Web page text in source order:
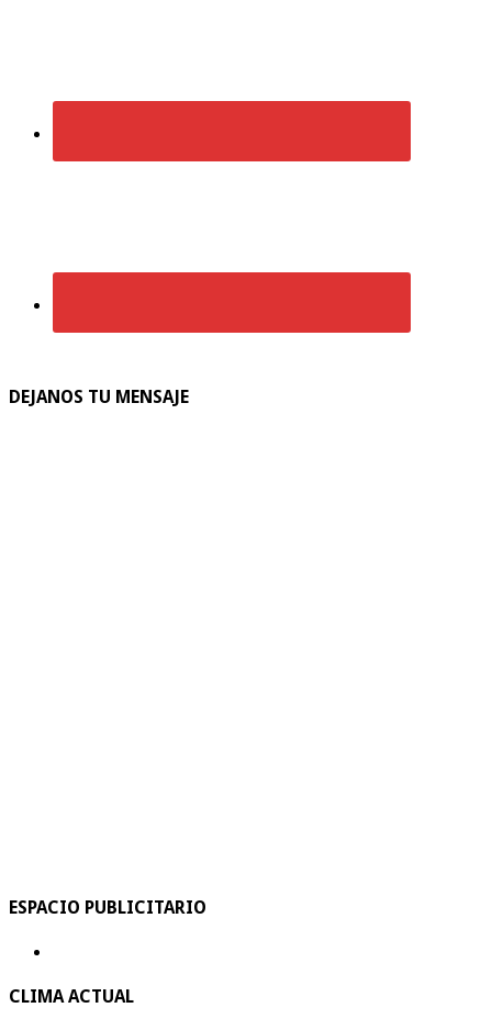
DEJANOS TU MENSAJE
ESPACIO PUBLICITARIO
CLIMA ACTUAL